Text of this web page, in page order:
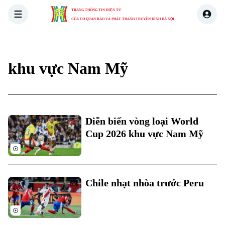
TRANG THÔNG TIN ĐIỆN TỬ
CỦA CƠ QUAN BÁO VÀ PHÁT THANH TRUYỀN HÌNH HÀ NỘI
Chuyên mục
Hà Nội
Chính trị
Hà Nội
Nhịp sống Hà Nội
Thế giới
khu vực Nam Mỹ
Diễn biến vòng loại World
Cup 2026 khu vực Nam Mỹ
Chile nhạt nhòa trước Peru